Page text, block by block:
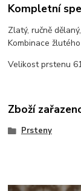
Kompletní
Zlatý, ručně
Kombinace
Velikost prstenu
Zboží
Prsteny